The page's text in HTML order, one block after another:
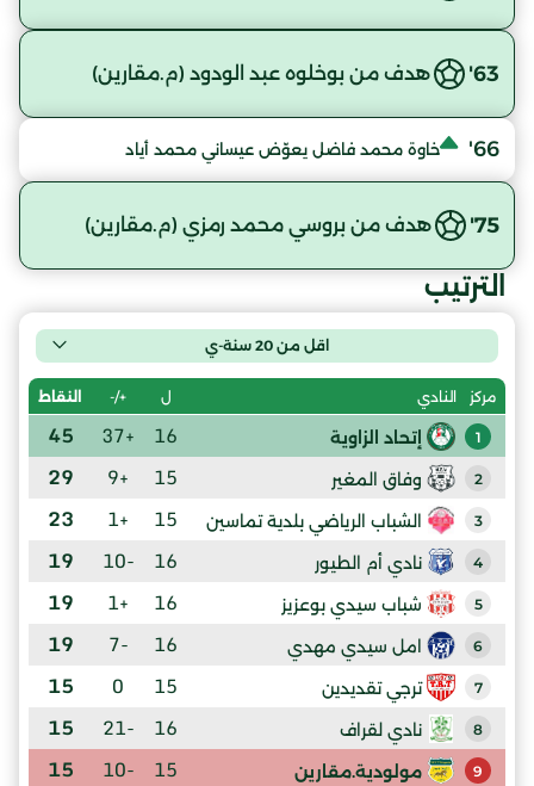
63' هدف من بوخلوه عبد الودود (م.مقارين)
66' خاوة محمد فاضل يعوّض عيساني محمد أياد
75' هدف من بروسي محمد رمزي (م.مقارين)
الترتيب
اقل من 20 سنة-ي
مركز النادي ل +/- النقاط
1 إتحاد الزاوية 16
+37
45
2 وفاق المغير 15
+9
29
3 الشباب الرياضي بلدية تماسين 15
+1
23
4 نادي أم الطيور 16
-10
19
5 شباب سيدي بوعزيز 16
+1
19
6 امل سيدي مهدي 16
-7
19
7 ترجي تقديدين 15
0
15
8 نادي لقراف 16
-21
15
9 مولودية.مقارين 15
-10
15